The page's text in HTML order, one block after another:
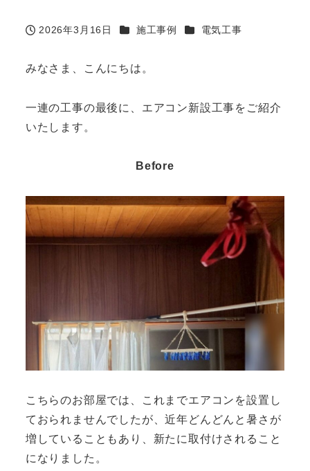
投稿日
2026年3月16日 カテゴリー
施工事例 カテゴリー
電気工事
みなさま、こんにちは。
一連の工事の最後に、エアコン新設工事をご紹介
いたします。
Before
こちらのお部屋では、これまでエアコンを設置し
ておられませんでしたが、近年どんどんと暑さが
増していることもあり、新たに取付けされること
になりました。